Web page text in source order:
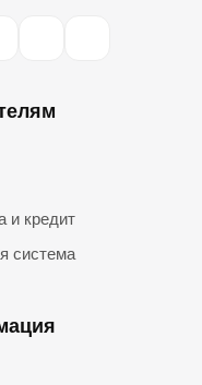
и кредит
система